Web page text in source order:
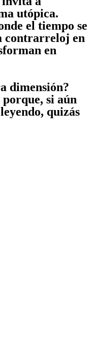
utópica.
el tiempo se
contrarreloj en
en
dimensión?
si aún
quizás